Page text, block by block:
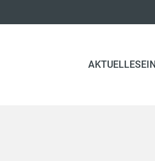
AKTUELLES